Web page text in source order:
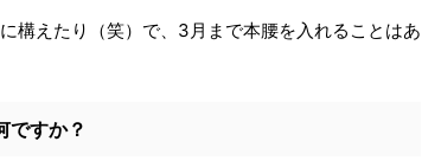
構えたり（笑）で、3月まで本腰を入れることはあ
すか？